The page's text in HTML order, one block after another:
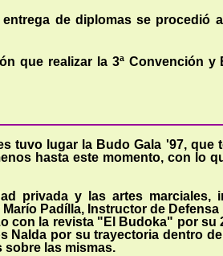
de diplomas se procedió
que realizar la 3ª Convención y
tuvo lugar la Budo Gala '97,
hasta este momento, con lo
privada y las artes marciales,
Padílla, Instructor de
con la revista "El Budoka" por su
Nalda por su trayectoria dentro
sobre las mismas.